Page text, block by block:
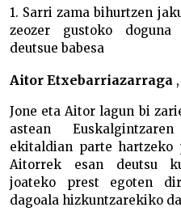
1. Sarri zama bihurtzen
zeozer gustoko
deutsue babesa
Aitor Etxebarriazarraga ,
Jone eta Aitor lagun bi
astean
ekitaldian parte hartzeko
Aitorrek esan deutsu
joateko prest egoten
dagoala hizkuntzarekiko